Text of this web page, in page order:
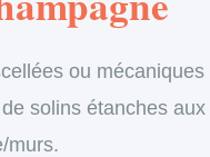
ou mécaniques
solins étanches aux
murs.